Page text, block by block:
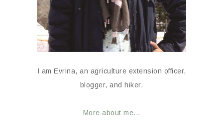
I am Evrina, an agriculture extension officer,
blogger, and hiker.
More about me...